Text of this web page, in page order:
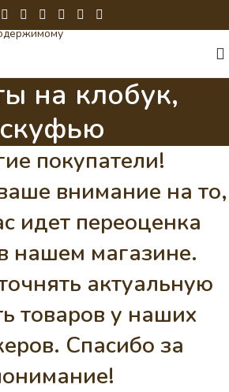
на клобук,
скуфью
покупатели!
внимание на то,
идет переоценка
нашем магазине.
актуальную
товаров у наших
Спасибо за